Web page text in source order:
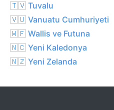
🇹🇻 Tuvalu
🇻🇺 Vanuatu Cumhuriyeti
🇼🇫 Wallis ve Futuna
🇳🇨 Yeni Kaledonya
🇳🇿 Yeni Zelanda